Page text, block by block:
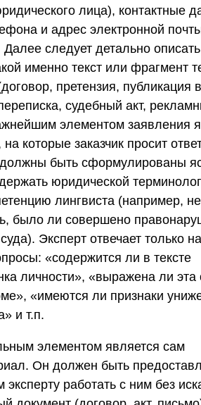
лица), контактные
и адрес электронной
следует детально
именно текст или фрагмент
претензия, публикация в
судебный акт,
элементом заявления
которые заказчик просит
быть сформулированы
юридической
лингвиста (например, не
было ли совершено
Эксперт отвечает только на
«содержится ли в тексте
личности», «выражена ли эта
«имеются ли признаки
и т.п.
элементом является сам
. Он должен быть
работать с ним без